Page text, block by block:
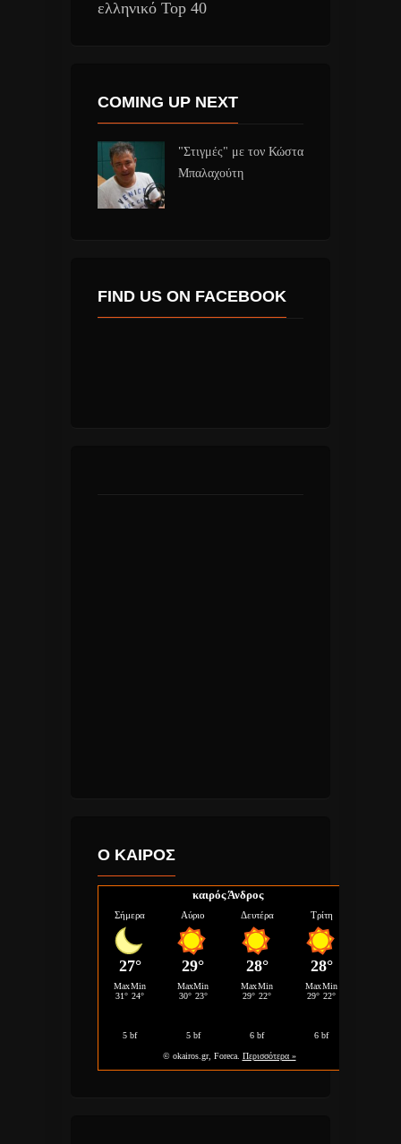
ελληνικό Top 40
COMING UP NEXT
"Στιγμές" με τον Κώστα
Μπαλαχούτη
FIND US ON FACEBOOK
Ο ΚΑΙΡΟΣ
καιρός Άνδρος